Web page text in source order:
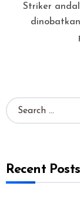
Striker andalan Manchester City, Erling Haaland,
S
e
h
f
Recent Posts